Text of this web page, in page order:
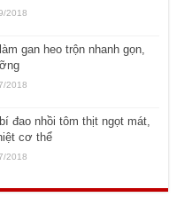
2018
gan heo trộn nhanh gọn,
2018
đao nhồi tôm thịt ngọt mát,
cơ thể
2018